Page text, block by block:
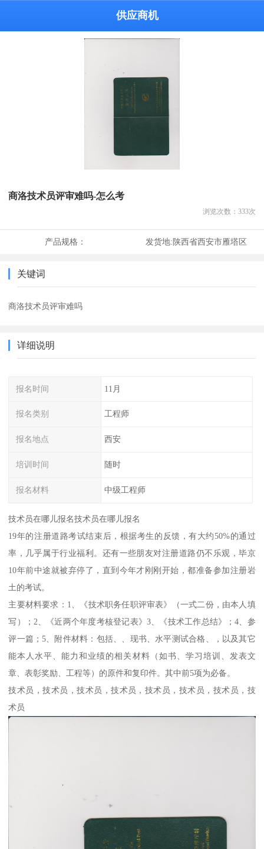
供应商机
商洛技术员评审难吗-怎么考
浏览次数： 333次
产品规格： 发货地:陕西省西安市雁塔区
关键词
商洛技术员评审难吗
详细说明
报名时间 11月
报名类别 工程师
报名地点 西安
培训时间 随时
报名材料 中级工程师
技术员在哪儿报名技术员在哪儿报名
19年的注册道路考试结束后，根据考生的反馈，有大约50%的通过
率，几乎属于行业福利。还有一些朋友对注册道路仍不乐观，毕京
10年前中途就被弃停了，直到今年才刚刚开始，都准备参加注册岩
土的考试。
主要材料要求：1、《技术职务任职评审表》（一式二份，由本人填
写）；2、《近两个年度考核登记表》3、《技术工作总结》；4、参
评一篇；5、附件材料：包括、、现书、水平测试合格、，以及其它
能本人水平、能力和业绩的相关材料（如书、学习培训、发表文
章、表彰奖励、工程等）的原件和复印件。其中前5项为必备。
技术员，技术员，技术员，技术员，技术员，技术员，技术员，技
术员